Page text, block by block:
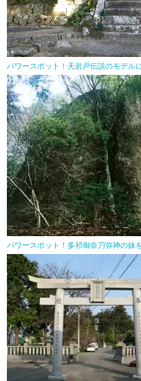
パワースポット！天岩戸伝説のモデル
パワースポット！多祁御奈刀弥神の妹